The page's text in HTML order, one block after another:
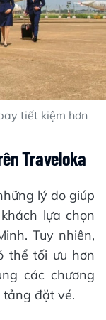
tiết kiệm hơn
Traveloka
lý do giúp
lựa chọn
Tuy nhiên,
thể tối ưu hơn
các chương
đặt vé.